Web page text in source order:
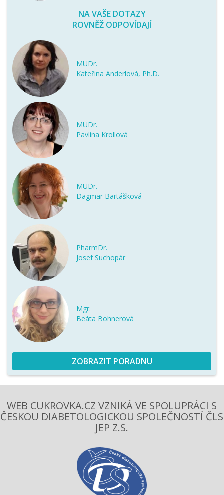
NA VAŠE DOTAZY
ROVNĚŽ ODPOVÍDAJÍ
MUDr.
Kateřina Anderlová, Ph.D.
MUDr.
Pavlína Krollová
MUDr.
Dagmar Bartášková
PharmDr.
Josef Suchopár
Mgr.
Beáta Bohnerová
ZOBRAZIT PORADNU
WEB CUKROVKA.CZ VZNIKÁ VE SPOLUPRÁCI S
ČESKOU DIABETOLOGICKOU SPOLEČNOSTÍ ČLS
JEP Z.S.